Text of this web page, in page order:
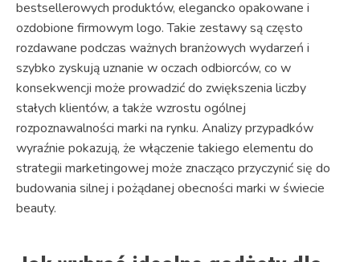
bestsellerowych produktów, elegancko opakowane i
ozdobione firmowym logo. Takie zestawy są często
rozdawane podczas ważnych branżowych wydarzeń i
szybko zyskują uznanie w oczach odbiorców, co w
konsekwencji może prowadzić do zwiększenia liczby
stałych klientów, a także wzrostu ogólnej
rozpoznawalności marki na rynku. Analizy przypadków
wyraźnie pokazują, że włączenie takiego elementu do
strategii marketingowej może znacząco przyczynić się do
budowania silnej i pożądanej obecności marki w świecie
beauty.